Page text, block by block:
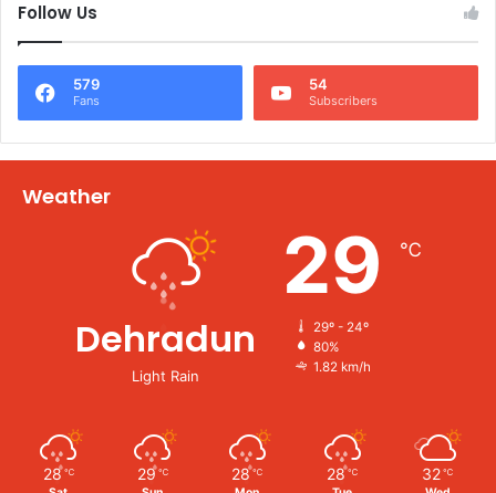
Follow Us
579
Fans
54
Subscribers
Weather
Dehradun
Light Rain
29 ℃
29º - 24º
80%
1.82 km/h
28 ℃ 29 ℃ 28 ℃ 28 ℃ 32 ℃